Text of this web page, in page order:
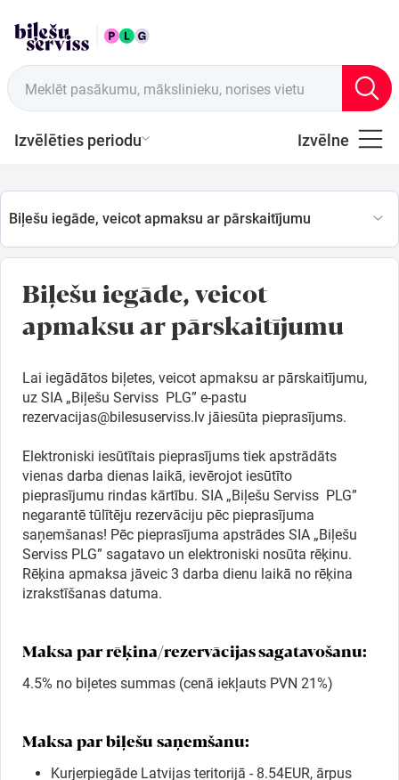
Meklēt pasākumu, mākslinieku, norises vietu
Izvēlēties periodu Izvēlne
LAT Tirdzniecības vietas
Latviešu
Mūzika
Teātris
Sports
Ģimenei
Festivāls
Semināri
Kino
Biļešu iegāde, veicot apmaksu ar pārskaitījumu
Biļešu iegāde, veicot
apmaksu ar pārskaitījumu
Lai iegādātos biļetes, veicot apmaksu ar pārskaitījumu,
uz SIA „Biļešu Serviss PLG” e-pastu
rezervacijas@bilesuserviss.lv jāiesūta pieprasījums.
Elektroniski iesūtītais pieprasījums tiek apstrādāts
vienas darba dienas laikā, ievērojot iesūtīto
pieprasījumu rindas kārtību. SIA „Biļešu Serviss PLG”
negarantē tūlītēju rezervāciju pēc pieprasījuma
saņemšanas! Pēc pieprasījuma apstrādes SIA „Biļešu
Serviss PLG” sagatavo un elektroniski nosūta rēķinu.
Rēķina apmaksa jāveic 3 darba dienu laikā no rēķina
izrakstīšanas datuma.
Maksa par rēķina/rezervācijas sagatavošanu:
4.5% no biļetes summas (cenā iekļauts PVN 21%)
Maksa par biļešu saņemšanu:
Kurjerpiegāde Latvijas teritorijā - 8.54EUR, ārpus